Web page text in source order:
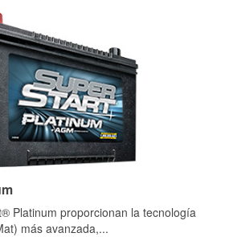
Platinum proporcionan la tecnología
más avanzada,...